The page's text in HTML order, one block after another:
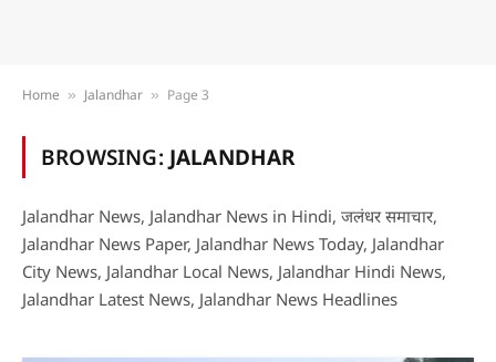
Home » Jalandhar » Page 3
BROWSING: JALANDHAR
Jalandhar News, Jalandhar News in Hindi, जलंधर समाचार,
Jalandhar News Paper, Jalandhar News Today, Jalandhar
City News, Jalandhar Local News, Jalandhar Hindi News,
Jalandhar Latest News, Jalandhar News Headlines